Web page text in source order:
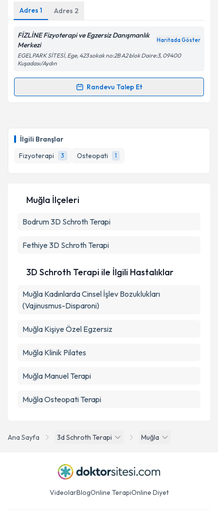
İlgili Branşlar
Fizyoterapi
3 Osteopati 1
Adres 1 Adres 2
FİZLİNE Fizyoterapi ve Egzersiz Danışmanlık
Merkezi
Haritada Göster
EGELPARK SİTESİ, Ege, 423 sokak no:2B A2 blok Daire:3, 09400
Kuşadası/Aydın
Randevu Talep Et
Randevu Takvimi Talebi
takvim hazırlandığında e-posta ile bilgilendireceğiz.
E-posta Adresiniz
Metni'ni okudum ve kişisel verilerimin belirtilen
Ana Sayfa 3d Schroth Terapi Muğla
Muğla İlçeleri
Bodrum3D Schroth Terapi
Fethiye 3D Schroth Terapi
3D Schroth Terapi ile İlgili Hastalıklar
Muğla Kadınlarda Cinsel İşlev Bozuklukları
(Vajinusmus-Disparoni)
Muğla Kişiye Özel Egzersiz
Muğla Klinik Pilates
Muğla Manuel Terapi
Muğla Osteopati Terapi
VideolarBlogOnline TerapiOnline Diyet